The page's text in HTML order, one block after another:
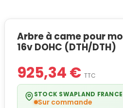
Arbre à came pour
16v DOHC (DTH/DTH)
925,34 € TTC
STOCK SWAPLAND FRANCE
Sur commande